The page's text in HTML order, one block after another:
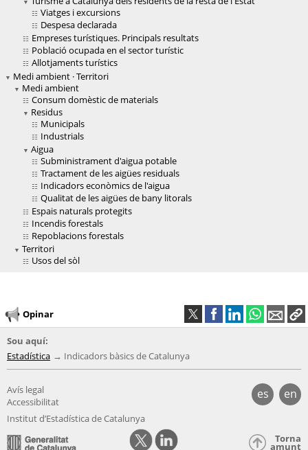
Viatges i excursions
Despesa declarada
Empreses turístiques. Principals resultats
Població ocupada en el sector turístic
Allotjaments turístics
Medi ambient · Territori
Medi ambient
Consum domèstic de materials
Residus
Municipals
Industrials
Aigua
Subministrament d'aigua potable
Tractament de les aigües residuals
Indicadors econòmics de l'aigua
Qualitat de les aigües de bany litorals
Espais naturals protegits
Incendis forestals
Repoblacions forestals
Territori
Usos del sòl
Opinar
Sou aquí:
Estadística
Indicadors bàsics de Catalunya
es en
Avís legal
Accessibilitat
Institut d’Estadística de Catalunya
Torna
amunt